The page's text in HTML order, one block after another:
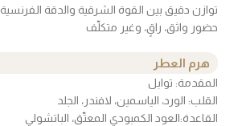
توازن دقيق بين القوة الشرقية والدقة الفرنسية
حضور واثق، راقٍ، وغير متكلّف
هرم العطر
المقدمة: توابل
القلب: الورد، الياسمين، لافندر، الجلد
القاعدة:العود الكمبودي المعتّق، الباتشولي